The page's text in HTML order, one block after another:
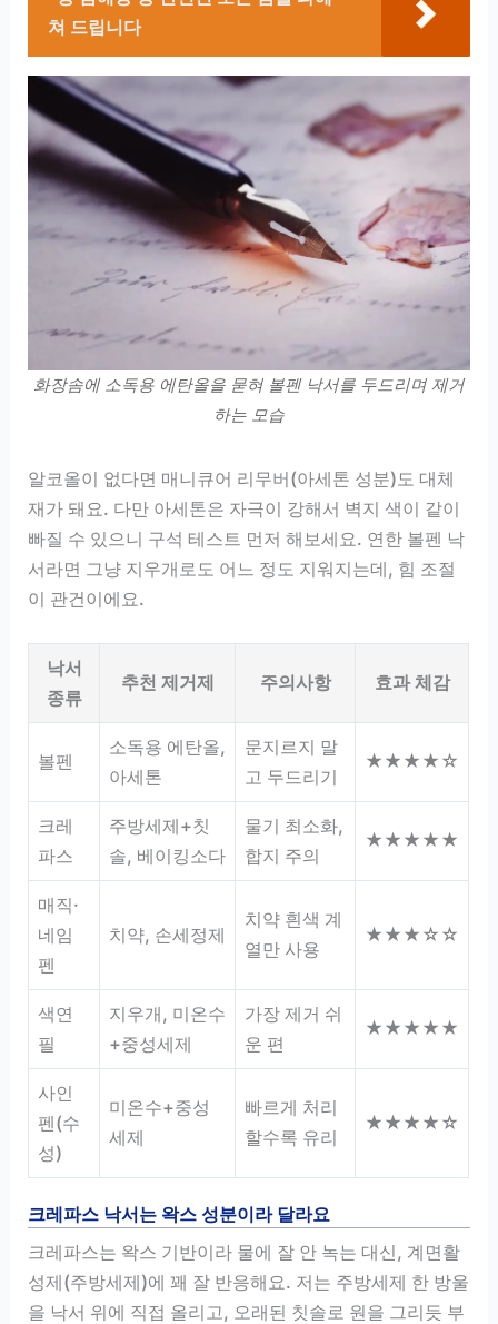
쳐 드립니다
화장솜에 소독용 에탄올을 묻혀 볼펜 낙서를 두드리며 제거
하는 모습
알코올이 없다면 매니큐어 리무버(아세톤 성분)도 대체
재가 돼요. 다만 아세톤은 자극이 강해서 벽지 색이 같이
빠질 수 있으니 구석 테스트 먼저 해보세요. 연한 볼펜 낙
서라면 그냥 지우개로도 어느 정도 지워지는데, 힘 조절
이 관건이에요.
낙서
종류
추천 제거제 주의사항 효과 체감
볼펜
소독용 에탄올,
아세톤
문지르지 말
고 두드리기
★★★★☆
크레
파스
주방세제+칫
솔, 베이킹소다
물기 최소화,
합지 주의
★★★★★
매직·
네임
펜
치약, 손세정제
치약 흰색 계
열만 사용
★★★☆☆
색연
필
지우개, 미온수
+중성세제
가장 제거 쉬
운 편
★★★★★
사인
펜(수
성)
미온수+중성
세제
빠르게 처리
할수록 유리
★★★★☆
크레파스 낙서는 왁스 성분이라 달라요
크레파스는 왁스 기반이라 물에 잘 안 녹는 대신, 계면활
성제(주방세제)에 꽤 잘 반응해요. 저는 주방세제 한 방울
을 낙서 위에 직접 올리고, 오래된 칫솔로 원을 그리듯 부